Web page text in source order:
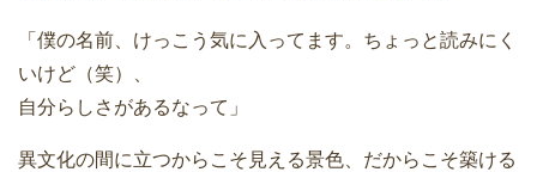
「僕の名前、けっこう気に入ってます。ちょっと読みにく
いけど（笑）、
自分らしさがあるなって」
異文化の間に立つからこそ見える景色、だからこそ築ける